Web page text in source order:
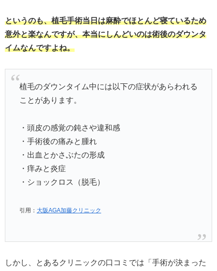
というのも、植毛手術当日は麻酔でほとんど寝ているため
意外と楽なんですが、本当にしんどいのは術後のダウンタ
イムなんですよね。
植毛のダウンタイム中には以下の症状があらわれる
ことがあります。
・頭皮の感覚の鈍さや違和感
・手術後の痛みと腫れ
・出血とかさぶたの形成
・痒みと炎症
・ショックロス（脱毛）
引用： 大阪AGA加藤クリニック
しかし、とあるクリニックの口コミでは「手術が決まった